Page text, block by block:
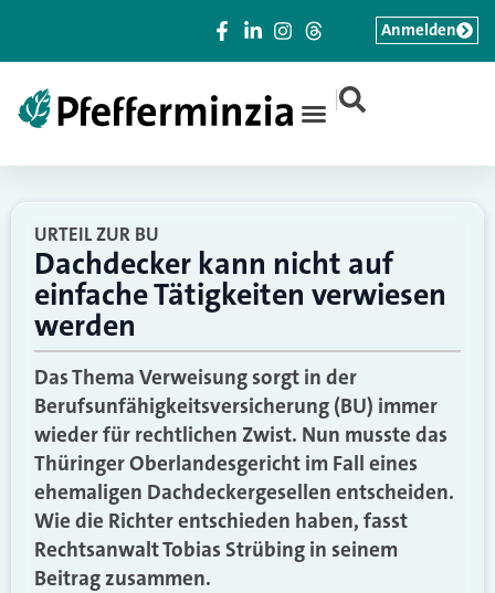
|
Anmelden
URTEIL ZUR BU
Dachdecker kann nicht auf
einfache Tätigkeiten verwiesen
werden
Das Thema Verweisung sorgt in der
Berufsunfähigkeitsversicherung (BU) immer
wieder für rechtlichen Zwist. Nun musste das
Thüringer Oberlandesgericht im Fall eines
ehemaligen Dachdeckergesellen entscheiden.
Wie die Richter entschieden haben, fasst
Rechtsanwalt Tobias Strübing in seinem
Beitrag zusammen.